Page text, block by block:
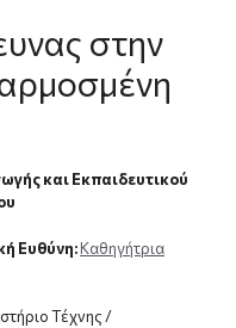
στην
και Εκπαιδευτικού
Ευθύνη:Καθηγήτρια
Τέχνης /